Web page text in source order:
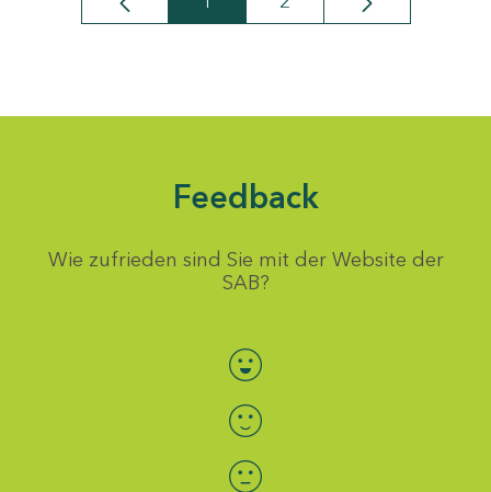
Seite Seite
Feedback
Wie zufrieden sind Sie mit der Website der
SAB?
Bewertung auswählen